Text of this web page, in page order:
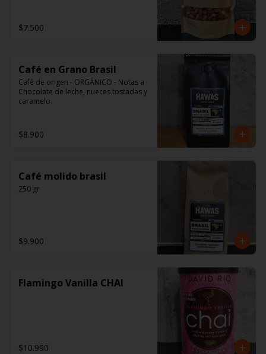
$7.500
Café en Grano Brasil
Café de origen - ORGÁNICO - Notas a
Chocolate de leche, nueces tostadas y
caramelo.
$8.900
Café molido brasil
250 gr
$9.900
Flamingo Vanilla CHAI
$10.990